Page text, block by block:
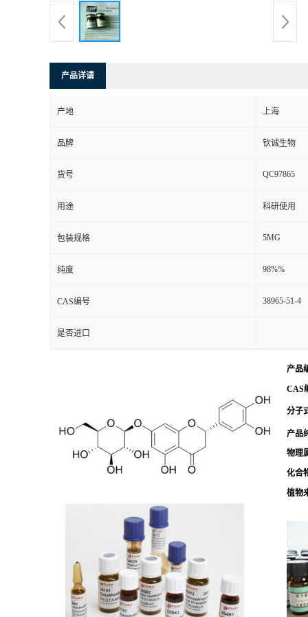
产品详请
产地 上海
品牌 钦诚生物
货号 QC97865
用途 科研使用
包装规格 5MG
纯度 98%%
CAS编号 38965-51-4
是否进口
产品
CAS
分子
产品
物理
化合
植物